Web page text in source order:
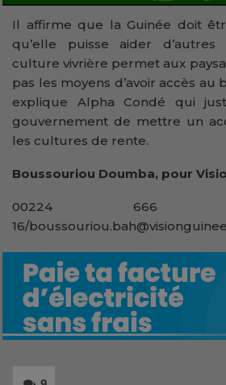
Il affirme que la Guinée doit
qu’elle puisse aider d’autres
culture vivrière permet aux
pas les moyens d’avoir accès au
explique Alpha Condé qui
gouvernement de mettre un
les cultures de rente.
Boussouriou Doumba, pour
00224
16/